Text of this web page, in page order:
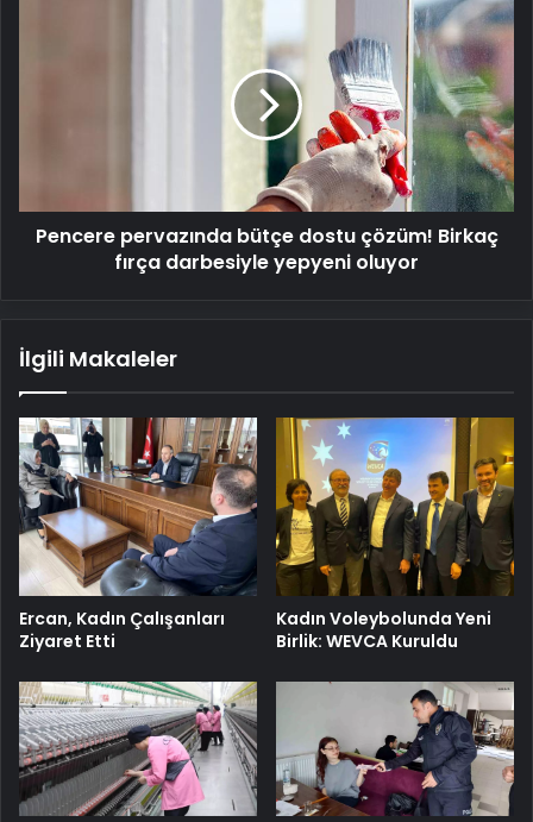
yepyeni
oluyor
Pencere pervazında bütçe dostu çözüm! Birkaç
fırça darbesiyle yepyeni oluyor
İlgili Makaleler
Ercan, Kadın Çalışanları
Ziyaret Etti
Kadın Voleybolunda Yeni
Birlik: WEVCA Kuruldu